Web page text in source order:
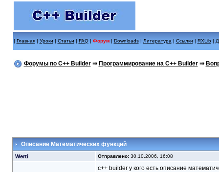
| Главная| Уроки | Статьи | FAQ| Форум | Downloads| Литература | Ссылки | RXLib |
Форумы по C++ Builder⇒ Программирование на C++ Builder⇒
Описание Математических функций
Werti Отправлено:30.10.2006, 16:08
с++ builder у кого есть описание